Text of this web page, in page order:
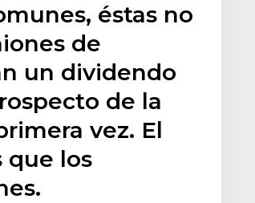
éstas no
de
un dividendo
de la
vez. El
que los